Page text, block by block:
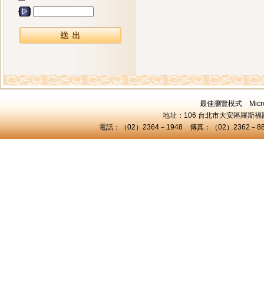
最佳瀏覽模式
地址：106 台北市大安區羅斯
電話：（02）2364－1948 傳真：（02）2362－